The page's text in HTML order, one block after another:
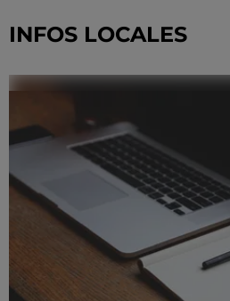
INFOS LOCALES